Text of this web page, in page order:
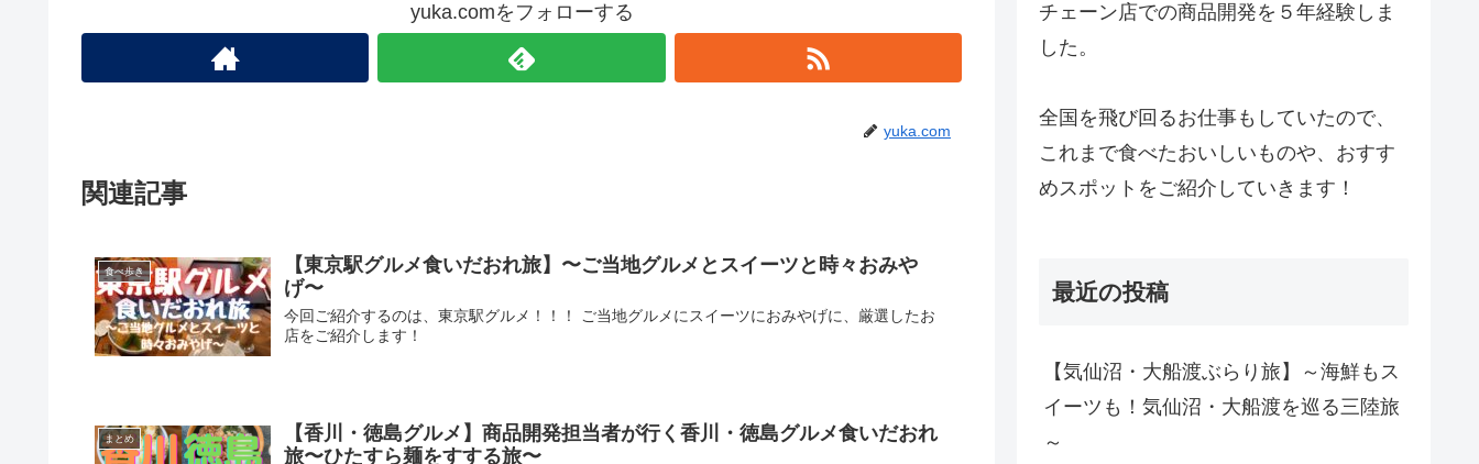
yuka.comをフォローする
yuka.com
関連記事
食べ歩き
【東京駅グルメ食いだおれ旅】〜ご当地グルメとスイーツと時々おみや
げ〜
今回ご紹介するのは、東京駅グルメ！！！ ご当地グルメにスイーツにおみやげに、厳選したお
店をご紹介します！
まとめ
【香川・徳島グルメ】商品開発担当者が行く香川・徳島グルメ食いだおれ
旅〜ひたすら麺をすする旅〜
チェーン店での商品開発を５年経験しま
した。
全国を飛び回るお仕事もしていたので、
これまで食べたおいしいものや、おすす
めスポットをご紹介していきます！
最近の投稿
【気仙沼・大船渡ぶらり旅】～海鮮もス
イーツも！気仙沼・大船渡を巡る三陸旅
～